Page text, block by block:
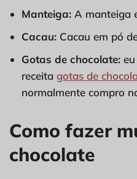
Manteiga: A manteiga
Cacau: Cacau em pó
Gotas de chocolate:
receita gotas de
normalmente compro
Como fazer
chocolate